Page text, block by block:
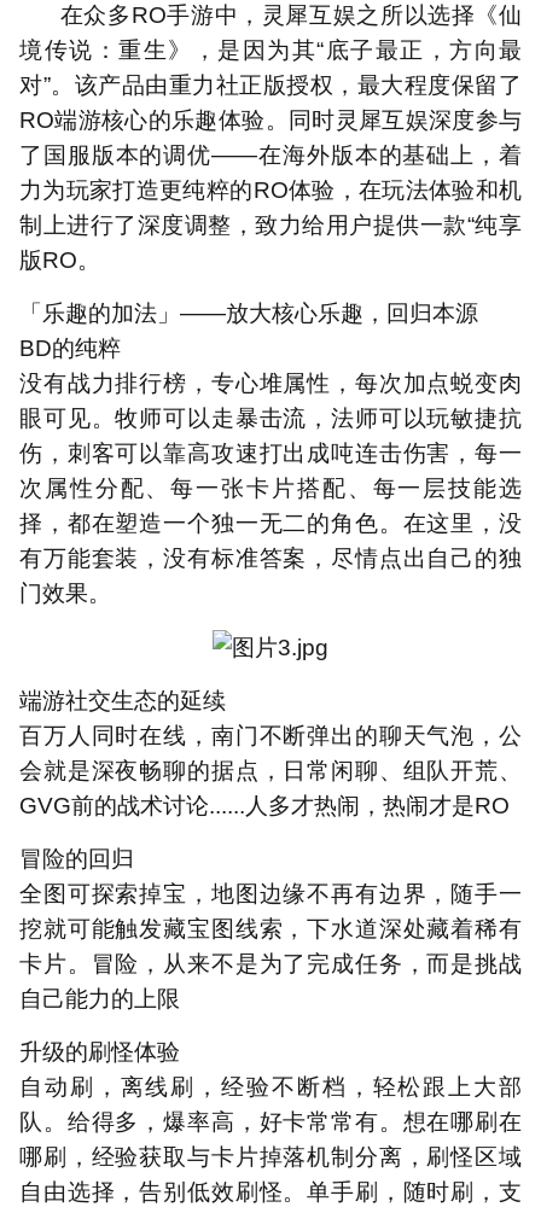
在众多RO手游中，灵犀互娱之所以选择《仙
境传说：重生》，是因为其“底子最正，方向最
对”。该产品由重力社正版授权，最大程度保留了
RO端游核心的乐趣体验。同时灵犀互娱深度参与
了国服版本的调优——在海外版本的基础上，着
力为玩家打造更纯粹的RO体验，在玩法体验和机
制上进行了深度调整，致力给用户提供一款“纯享
版RO。
「乐趣的加法」 ——放大核心乐趣，回归本源
BD的纯粹
没有战力排行榜，专心堆属性，每次加点蜕变肉
眼可见。牧师可以走暴击流，法师可以玩敏捷抗
伤，刺客可以靠高攻速打出成吨连击伤害，每一
次属性分配、每一张卡片搭配、每一层技能选
择，都在塑造一个独一无二的角色。在这里，没
有万能套装，没有标准答案，尽情点出自己的独
门效果。
端游社交生态的延续
百万人同时在线，南门不断弹出的聊天气泡，公
会就是深夜畅聊的据点，日常闲聊、组队开荒、
GVG前的战术讨论......人多才热闹，热闹才是RO
冒险的回归
全图可探索掉宝，地图边缘不再有边界，随手一
挖就可能触发藏宝图线索，下水道深处藏着稀有
卡片。冒险，从来不是为了完成任务，而是挑战
自己能力的上限
升级的刷怪体验
自动刷，离线刷，经验不断档，轻松跟上大部
队。给得多，爆率高，好卡常常有。想在哪刷在
哪刷，经验获取与卡片掉落机制分离，刷怪区域
自由选择，告别低效刷怪。单手刷，随时刷，支